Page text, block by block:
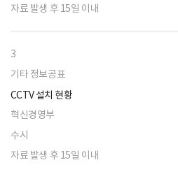
자료 발생 후 15일 이내
3
기타 정보공표
CCTV 설치 현황
혁신경영부
수시
자료 발생 후 15일 이내